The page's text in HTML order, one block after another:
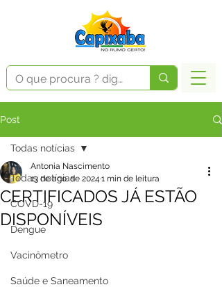
Post
Todas notícias
COVD-19
Dengue
Vacinômetro
Saúde e Saneamento
Todas notícias
CERTIFICADOS JÁ ESTÃO
DISPONÍVEIS
Antonia Nascimento
13 de ago. de 2024 1 min de leitura